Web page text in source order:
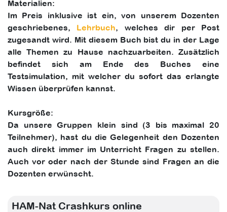
Materialien:
Im Preis inklusive ist ein, von unserem Dozenten
geschriebenes, Lehrbuch, welches dir per Post
zugesandt wird. Mit diesem Buch bist du in der Lage
alle Themen zu Hause nachzuarbeiten. Zusätzlich
befindet sich am Ende des Buches eine
Testsimulation, mit welcher du sofort das erlangte
Wissen überprüfen kannst.
Kursgröße:
Da unsere Gruppen klein sind (3 bis maximal 20
Teilnehmer), hast du die Gelegenheit den Dozenten
auch direkt immer im Unterricht Fragen zu stellen.
Auch vor oder nach der Stunde sind Fragen an die
Dozenten erwünscht.
HAM-Nat Crashkurs online